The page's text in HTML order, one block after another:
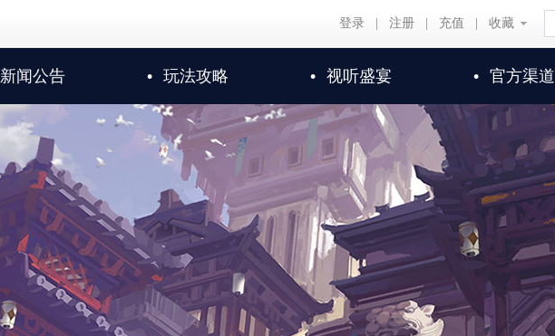
登录 注册 充值 收藏
收藏
新闻公告 • 玩法攻略 • 视听盛宴 • 官方渠道